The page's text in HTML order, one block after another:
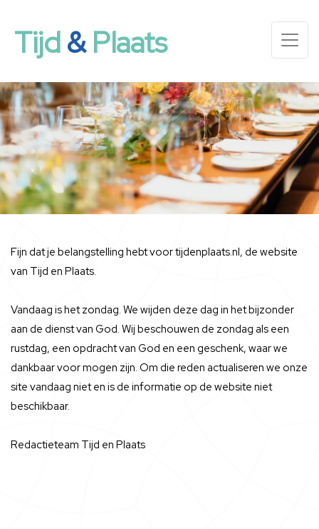
Tijd&Plaats
Fijn dat je belangstelling hebt voor tijdenplaats.nl, de website
van Tijd en Plaats.
Vandaag is het zondag. We wijden deze dag in het bijzonder
aan de dienst van God. Wij beschouwen de zondag als een
rustdag, een opdracht van God en een geschenk, waar we
dankbaar voor mogen zijn. Om die reden actualiseren we onze
site vandaag niet en is de informatie op de website niet
beschikbaar.
Redactieteam Tijd en Plaats